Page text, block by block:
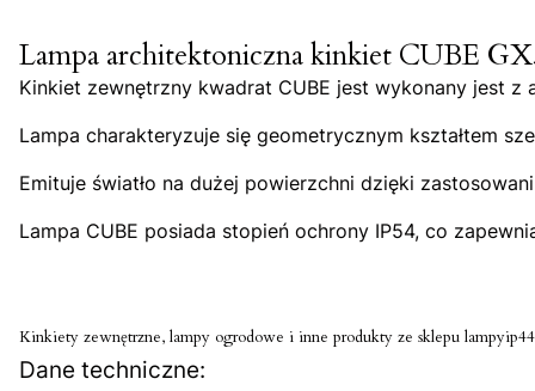
Lampa architektoniczna kinkiet CUBE
Kinkiet zewnętrzny kwadrat CUBE jest wykonany jest z
Lampa charakteryzuje się geometrycznym kształtem
Emituje światło na dużej powierzchni dzięki
Lampa CUBE posiada stopień ochrony IP54, co
Kinkiety zewnętrzne, lampy ogrodowe i inne produkty ze sklepu
Dane techniczne: